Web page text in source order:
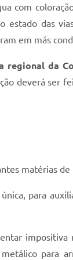
com
das
em más
regional da
deverá ser
matérias
para
impositiva
para